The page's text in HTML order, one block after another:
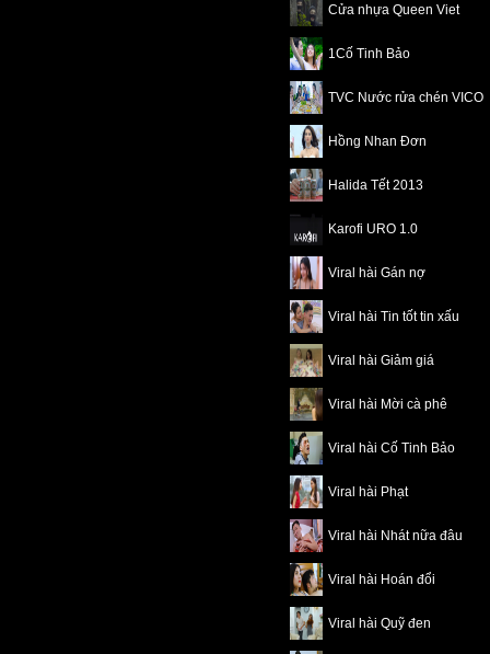
Cửa nhựa Queen Viet
1Cố Tinh Bảo
TVC Nước rửa chén VICO
Hồng Nhan Đơn
Halida Tết 2013
Karofi URO 1.0
Viral hài Gán nợ
Viral hài Tin tốt tin xấu
Viral hài Giảm giá
Viral hài Mời cà phê
Viral hài Cố Tinh Bảo
Viral hài Phạt
Viral hài Nhát nữa đâu
Viral hài Hoán đổi
Viral hài Quỹ đen